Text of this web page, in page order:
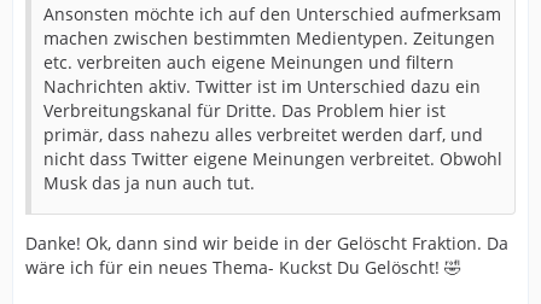
Ansonsten möchte ich auf den Unterschied aufmerksam
machen zwischen bestimmten Medientypen. Zeitungen
etc. verbreiten auch eigene Meinungen und filtern
Nachrichten aktiv. Twitter ist im Unterschied dazu ein
Verbreitungskanal für Dritte. Das Problem hier ist
primär, dass nahezu alles verbreitet werden darf, und
nicht dass Twitter eigene Meinungen verbreitet. Obwohl
Musk das ja nun auch tut.
Danke! Ok, dann sind wir beide in der Gelöscht Fraktion. Da
wäre ich für ein neues Thema- Kuckst Du Gelöscht! 🤣